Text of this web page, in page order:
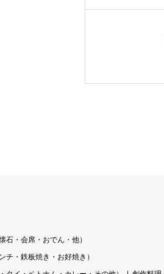
石・会席・おでん・他）
チ・鉄板焼き・お好焼き）